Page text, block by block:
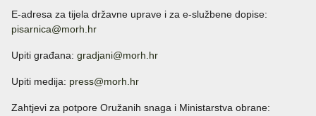
E-adresa za tijela državne uprave i za e-službene dopise:
pisarnica@morh.hr
Upiti građana: gradjani@morh.hr
Upiti medija: press@morh.hr
Zahtjevi za potpore Oružanih snaga i Ministarstva obrane: